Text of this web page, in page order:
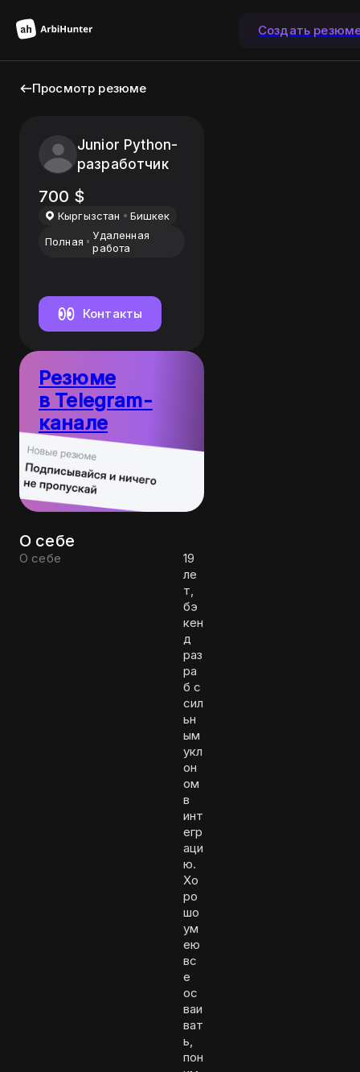
Создать
Просмотр резюме
Junior Python-
разработчик
700 $
Кыргызстан
Бишкек
Полная
Удаленная
работа
Контакты
Резюме
в Telegram-
канале
10
резюме
каждый
день
О себе
О себе
19
ле
т,
бэ
кен
д
раз
ра
б с
сил
ьн
ым
укл
он
ом
в
инт
егр
аци
ю.
Хо
ро
шо
ум
ею
вс
е
ос
ваи
ват
ь,
пон